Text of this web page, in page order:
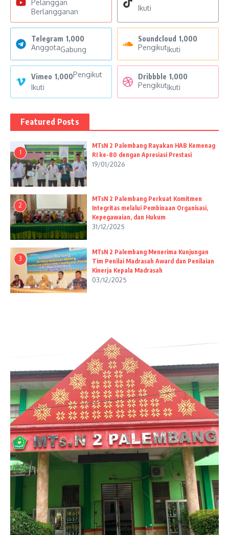
Pelanggan
Berlangganan
Ikuti
Telegram 1,000
AnggotaGabung
Soundcloud 1,000
PengikutIkuti
Vimeo 1,000Pengikut
Ikuti
Dribbble 1,000
PengikutIkuti
Featured Posts
1
MTsN 2 Palembang Rayakan HAB Kemenag
RI ke-80 dengan Apresiasi Prestasi
19/01/2026
2
MTsN 2 Palembang Perkuat Komitmen
Integritas melalui Pembinaan Organisasi,
Kepegawaian, dan Hukum
31/12/2025
3
MTsN 2 Palembang Menerima Kunjungan
Tim Penilai Madrasah Award dan Penilaian
Kinerja Kepala Madrasah
03/12/2025